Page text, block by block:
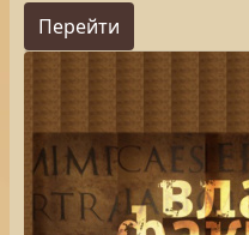
Перейти